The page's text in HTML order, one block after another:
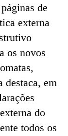
de
externa
os novos
destaca, em
do
todos os